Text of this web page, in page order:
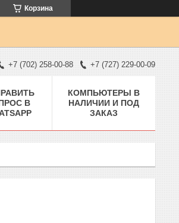
Корзина
+7 (702) 258-00-88 +7 (727) 229-00-09
В
КОМПЬЮТЕРЫ В
НАЛИЧИИ И ПОД
ЗАКАЗ